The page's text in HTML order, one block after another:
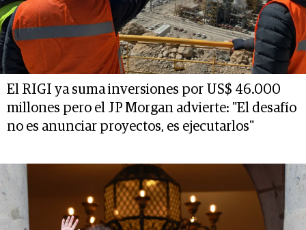
El RIGI ya suma inversiones por US$ 46.000
millones pero el JP Morgan advierte: "El desafío
no es anunciar proyectos, es ejecutarlos"